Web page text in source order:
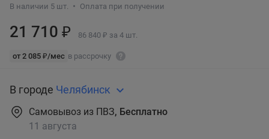
В наличии 5 шт. Оплата при получении
21 710 ₽ 86 840 ₽ за 4 шт.
от 2 085 ₽/мес в рассрочку
В городе Челябинск
Самовывоз из ПВЗ, Бесплатно
11 августа